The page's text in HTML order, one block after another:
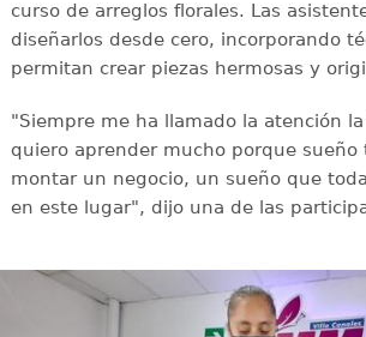
curso de arreglos florales. Las
diseñarlos desde cero, incorporando
permitan crear piezas hermosas y
"Siempre me ha llamado la atención
quiero aprender mucho porque sueño
montar un negocio, un sueño que
en este lugar", dijo una de las